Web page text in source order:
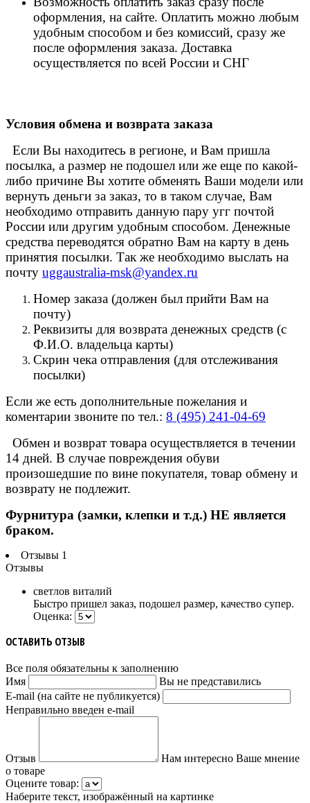
оформления, на сайте. Оплатить можно любым
удобным способом и без комиссий, сразу же
после оформления заказа. Доставка
осуществляется по всей России и СНГ
Условия обмена и возврата заказа
Если Вы находитесь в регионе, и Вам пришла
посылка, а размер не подошел или же еще по какой-
либо причине Вы хотите обменять Ваши модели или
вернуть деньги за заказ, то в таком случае, Вам
необходимо отправить данную пару угг почтой
России или другим удобным способом. Денежные
средства переводятся обратно Вам на карту в день
принятия посылки. Так же необходимо выслать на
почту uggaustralia-msk@yandex.ru
Номер заказа (должен был прийти Вам на
почту)
Реквизиты для возврата денежных средств (с
Ф.И.О. владельца карты)
Скрин чека отправления (для отслеживания
посылки)
Если же есть дополнительные пожелания и
коментарии звоните по тел.: 8 (495) 241-04-69
Обмен и возврат товара осуществляется в течении
14 дней. В случае повреждения обуви
произошедшие по вине покупателя, товар обмену и
возврату не подлежит.
Фурнитура (замки, клепки и т.д.) НЕ является
браком.
Отзывы 1
Отзывы
светлов виталий
Быстро пришел заказ, подошел размер, качество супер.
Оценка:
ОСТАВИТЬ ОТЗЫВ
Все поля обязательны к заполнению
Имя
Вы не представились
E-mail (на сайте не публикуется)
Неправильно введен e-mail
Отзыв
Нам интересно Ваше мнение
о товаре
Оцените товар:
Наберите текст, изображённый на картинке